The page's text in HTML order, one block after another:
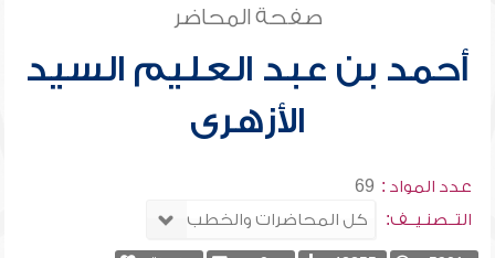
صفحة المحاضر
أحمد بن عبد العليم السيد
الأزهرى
عدد المواد : 69
التــصنـيــف: